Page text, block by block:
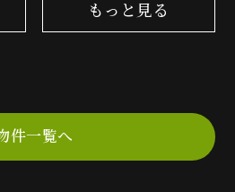
もっと見る
件一覧へ